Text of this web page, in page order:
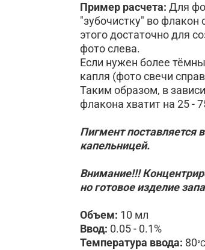
Пример расчета: Для
"зубочистку" во
этого достаточно для
фото слева.
Если нужен более
капля (фото свечи
Таким образом, в
флакона хватит на 25 -
Пигмент поставляется
капельницей.
Внимание!!!
но готовое изделие
Объем: 10 мл
Ввод: 0.05 - 0.1%
Температура ввода: 80°C